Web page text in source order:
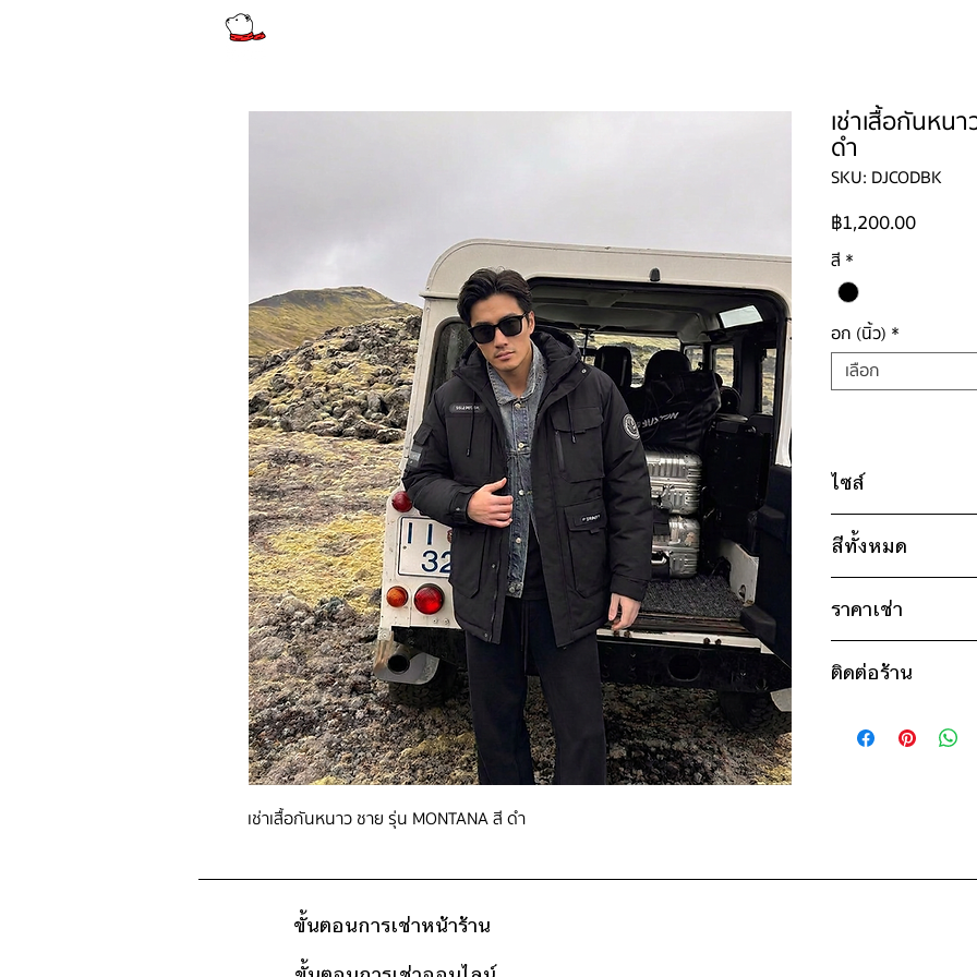
เช่าเสื้อกันหนาว ชาย รุ่น MONTANA สี ดำ
เช่าเสื้อกันหน
ดำ
SKU: DJCODBK
฿1,200.00ราคา
สี *
อก (นิ้ว) *
เลือก
ไซส์
ไซส์ : 5XL
อก 50" / เอว 50"
แขน 26" / ยาว
* สินค้าจริงอาจมีขนา
สีทั้งหมด
ราคาเช่า
ดูวิธีนับวันด้านล่าง
สอบถามราคา
ติดต่อร้าน
ดูแผนที่ร้าน
ขั้นตอนการเช่าหน้าร้าน